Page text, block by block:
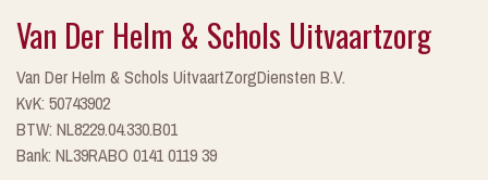
Van Der Helm & Schols Uitvaartzorg
Van Der Helm & Schols UitvaartZorgDiensten B.V.
KvK: 50743902
BTW: NL8229.04.330.B01
Bank: NL39RABO 0141 0119 39